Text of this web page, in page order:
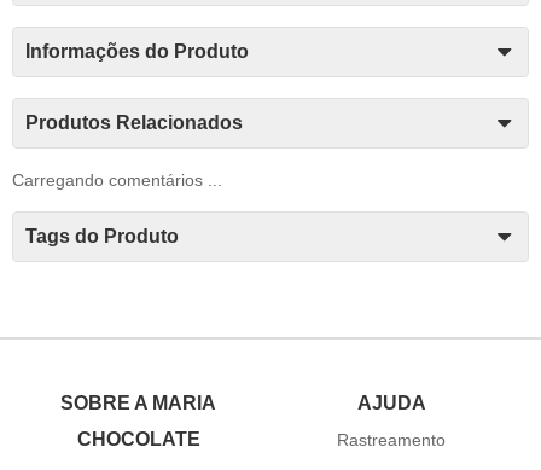
Informações do Produto
Produtos Relacionados
Carregando comentários ...
Tags do Produto
SOBRE A MARIA
CHOCOLATE
AJUDA
Rastreamento